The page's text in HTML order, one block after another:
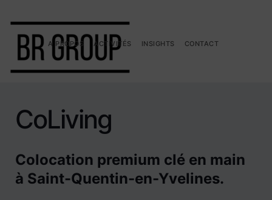
A PROPOS ACTIVITÉS INSIGHTS CONTACT
CoLiving
Colocation premium clé en main
à Saint-Quentin-en-Yvelines.